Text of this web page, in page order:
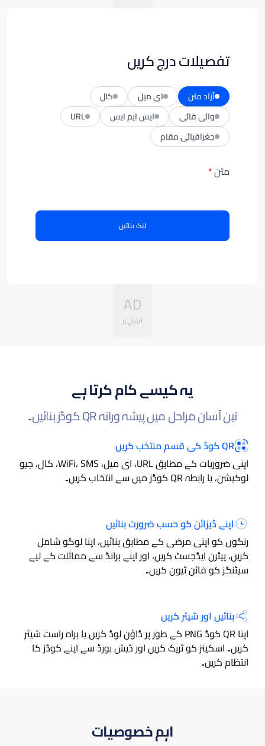
تفصیلات درج کریں
آزاد متن ای میل
کال
وائی فائی
ایس ایم ایس
URL
جغرافیائی مقام
متن
لنک بنائیں
AD
اشتہار
یہ کیسے کام کرتا ہے
تین آسان مراحل میں پیشہ ورانہ QR کوڈز بنائیں۔
QR کوڈ کی قسم منتخب کریں
اپنی ضروریات کے مطابق URL، ای میل، WiFi، SMS، کال، جیو
لوکیشن، یا رابطہ QR کوڈز میں سے انتخاب کریں۔
اپنے ڈیزائن کو حسب ضرورت بنائیں
رنگوں کو اپنی مرضی کے مطابق بنائیں، اپنا لوگو شامل
کریں، پیٹرن ایڈجسٹ کریں، اور اپنے برانڈ سے مماثلت کے لیے
سیٹنگز کو فائن ٹیون کریں۔
بنائیں اور شیئر کریں
اپنا QR کوڈ PNG کے طور پر ڈاؤن لوڈ کریں یا براہ راست شیئر
کریں۔ اسکینز کو ٹریک کریں اور ڈیش بورڈ سے اپنے کوڈز کا
انتظام کریں۔
اہم خصوصیات